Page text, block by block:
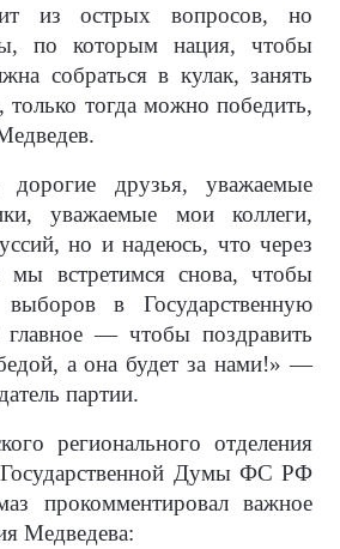
из острых вопросов, но
по которым нация, чтобы
собраться в кулак, занять
тогда можно победить,
друзья, уважаемые
уважаемые мои коллеги,
но и надеюсь, что через
мы встретимся снова, чтобы
выборов в Государственную
— чтобы поздравить
а она будет за нами!» —
партии.
регионального отделения
Государственной Думы ФС РФ
прокомментировал важное
Медведева: